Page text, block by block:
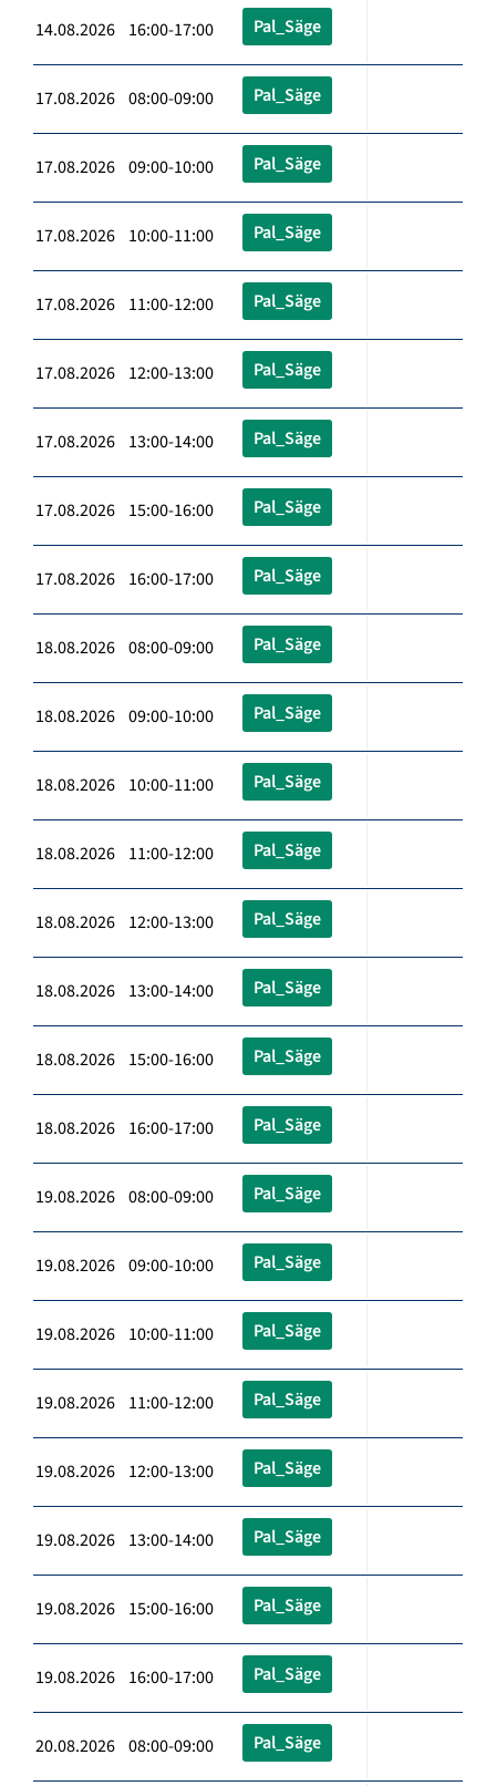
14.08.2026 16:00-17:00 Pal_Säge
17.08.2026 08:00-09:00 Pal_Säge
17.08.2026 09:00-10:00 Pal_Säge
17.08.2026 10:00-11:00 Pal_Säge
17.08.2026 11:00-12:00 Pal_Säge
17.08.2026 12:00-13:00 Pal_Säge
17.08.2026 13:00-14:00 Pal_Säge
17.08.2026 15:00-16:00 Pal_Säge
17.08.2026 16:00-17:00 Pal_Säge
18.08.2026 08:00-09:00 Pal_Säge
18.08.2026 09:00-10:00 Pal_Säge
18.08.2026 10:00-11:00 Pal_Säge
18.08.2026 11:00-12:00 Pal_Säge
18.08.2026 12:00-13:00 Pal_Säge
18.08.2026 13:00-14:00 Pal_Säge
18.08.2026 15:00-16:00 Pal_Säge
18.08.2026 16:00-17:00 Pal_Säge
19.08.2026 08:00-09:00 Pal_Säge
19.08.2026 09:00-10:00 Pal_Säge
19.08.2026 10:00-11:00 Pal_Säge
19.08.2026 11:00-12:00 Pal_Säge
19.08.2026 12:00-13:00 Pal_Säge
19.08.2026 13:00-14:00 Pal_Säge
19.08.2026 15:00-16:00 Pal_Säge
19.08.2026 16:00-17:00 Pal_Säge
20.08.2026 08:00-09:00 Pal_Säge